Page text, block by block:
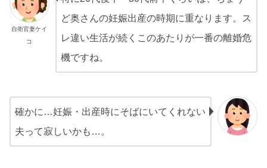
自衛官妻ケイ
コ
ど奥さんの妊娠出産の時期に重なります。ス
レ違い生活が続くこのあたりが一番の離婚危
機ですね。
確かに…妊娠・出産時にそばにいてくれない
夫って寂しいかも…。